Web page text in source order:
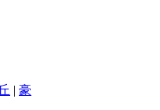
| 豪